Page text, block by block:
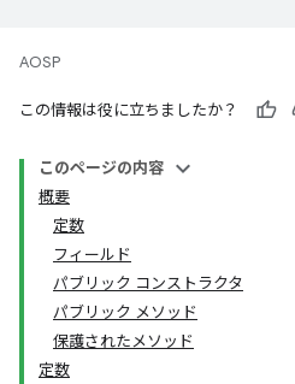
AOSP
この情報は役に立ちましたか？
このページの内容
概要
定数
フィールド
パブリック コンストラクタ
パブリック メソッド
保護されたメソッド
定数